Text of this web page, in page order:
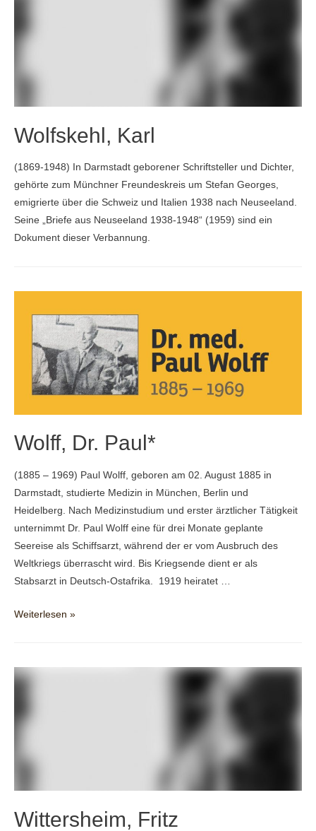
Wolfskehl, Karl
(1869-1948) In Darmstadt geborener Schriftsteller und Dichter,
gehörte zum Münchner Freundeskreis um Stefan Georges,
emigrierte über die Schweiz und Italien 1938 nach Neuseeland.
Seine „Briefe aus Neuseeland 1938-1948“ (1959) sind ein
Dokument dieser Verbannung.
Wolff, Dr. Paul*
(1885 – 1969) Paul Wolff, geboren am 02. August 1885 in
Darmstadt, studierte Medizin in München, Berlin und
Heidelberg. Nach Medizinstudium und erster ärztlicher Tätigkeit
unternimmt Dr. Paul Wolff eine für drei Monate geplante
Seereise als Schiffsarzt, während der er vom Ausbruch des
Weltkriegs überrascht wird. Bis Kriegsende dient er als
Stabsarzt in Deutsch-Ostafrika. 1919 heiratet …
Wolff,
Weiterlesen »
Wittersheim, Fritz